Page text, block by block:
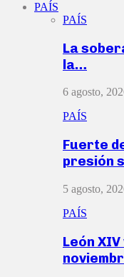
PAÍS
PAÍS
La
la…
6 agosto,
PAÍS
Fuerte
presión
5 agosto,
PAÍS
León